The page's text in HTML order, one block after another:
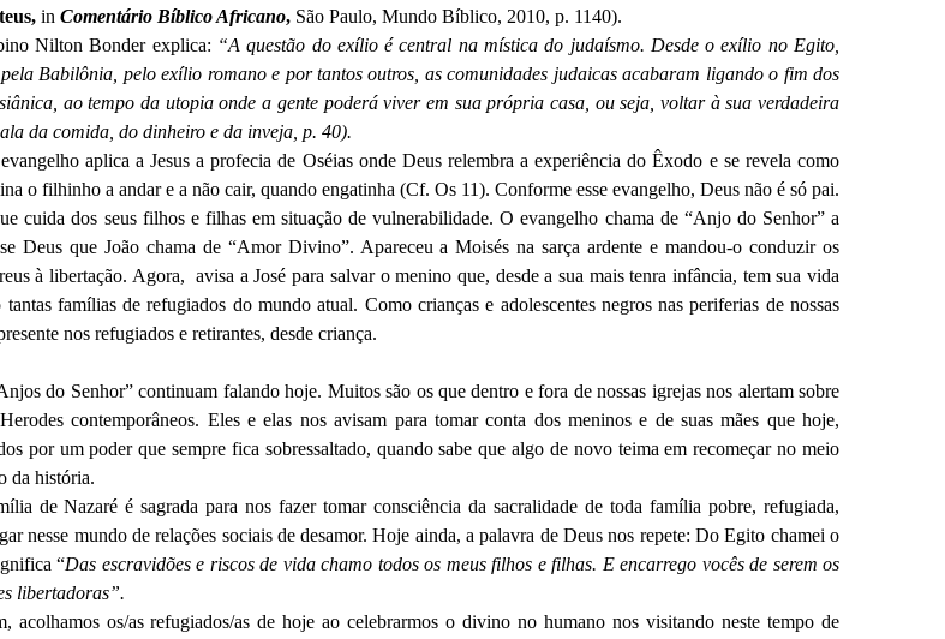
in Comentário Bíblico Africano, São Paulo, Mundo Bíblico, 2010, p. 1140).
Nilton Bonder explica: “A questão do exílio é central na mística do judaísmo. Desde o exílio no Egito,
Babilônia, pelo exílio romano e por tantos outros, as comunidades judaicas acabaram ligando o fim dos
ao tempo da utopia onde a gente poderá viver em sua própria casa, ou seja, voltar à sua verdadeira
da comida, do dinheiro e da inveja, p. 40).
aplica a Jesus a profecia de Oséias onde Deus relembra a experiência do Êxodo e se revela como
o filhinho a andar e a não cair, quando engatinha (Cf. Os 11). Conforme esse evangelho, Deus não é só pai.
cuida dos seus filhos e filhas em situação de vulnerabilidade. O evangelho chama de “Anjo do Senhor” a
Deus que João chama de “Amor Divino”. Apareceu a Moisés na sarça ardente e mandou-o conduzir os
à libertação. Agora, avisa a José para salvar o menino que, desde a sua mais tenra infância, tem sua vida
tantas famílias de refugiados do mundo atual. Como crianças e adolescentes negros nas periferias de nossas
nos refugiados e retirantes, desde criança.
do Senhor” continuam falando hoje. Muitos são os que dentro e fora de nossas igrejas nos alertam sobre
contemporâneos. Eles e elas nos avisam para tomar conta dos meninos e de suas mães que hoje,
por um poder que sempre fica sobressaltado, quando sabe que algo de novo teima em recomeçar no meio
da história.
de Nazaré é sagrada para nos fazer tomar consciência da sacralidade de toda família pobre, refugiada,
nesse mundo de relações sociais de desamor. Hoje ainda, a palavra de Deus nos repete: Do Egito chamei o
“Das escravidões e riscos de vida chamo todos os meus filhos e filhas. E encarrego vocês de serem os
libertadoras”.
acolhamos os/as refugiados/as de hoje ao celebrarmos o divino no humano nos visitando neste tempo de